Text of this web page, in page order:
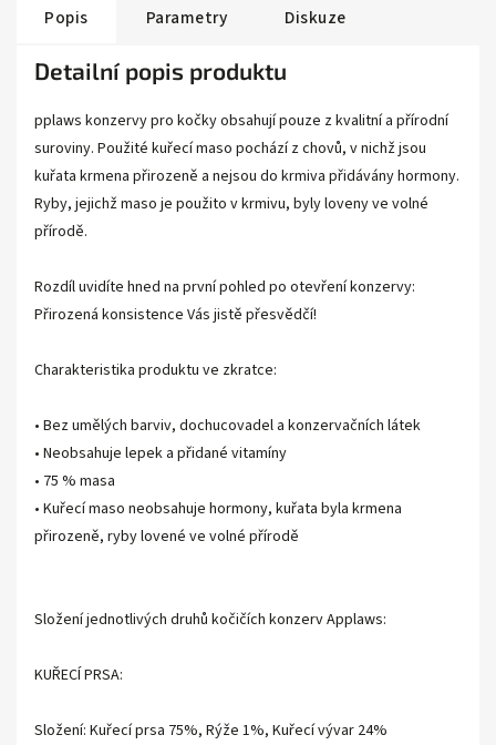
Popis Parametry Diskuze
Detailní popis produktu
pplaws konzervy pro kočky obsahují pouze z kvalitní a přírodní
suroviny. Použité kuřecí maso pochází z chovů, v nichž jsou
kuřata krmena přirozeně a nejsou do krmiva přidávány hormony.
Ryby, jejichž maso je použito v krmivu, byly loveny ve volné
přírodě.
Rozdíl uvidíte hned na první pohled po otevření konzervy:
Přirozená konsistence Vás jistě přesvědčí!
Charakteristika produktu ve zkratce:
• Bez umělých barviv, dochucovadel a konzervačních látek
• Neobsahuje lepek a přidané vitamíny
• 75 % masa
• Kuřecí maso neobsahuje hormony, kuřata byla krmena
přirozeně, ryby lovené ve volné přírodě
Složení jednotlivých druhů kočičích konzerv Applaws:
KUŘECÍ PRSA:
Složení: Kuřecí prsa 75%, Rýže 1%, Kuřecí vývar 24%